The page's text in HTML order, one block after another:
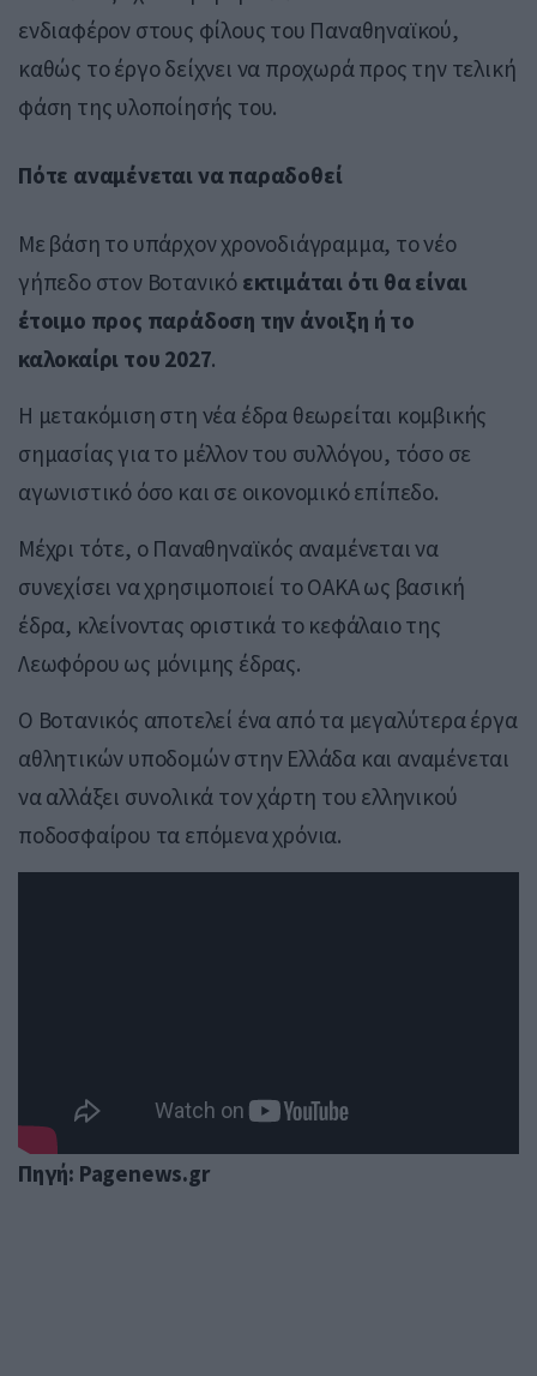
ενδιαφέρον στους φίλους του Παναθηναϊκού,
καθώς το έργο δείχνει να προχωρά προς την τελική
φάση της υλοποίησής του.
Πότε αναμένεται να παραδοθεί
Με βάση το υπάρχον χρονοδιάγραμμα, το νέο
γήπεδο στον Βοτανικό εκτιμάται ότι θα είναι
έτοιμο προς παράδοση την άνοιξη ή το
καλοκαίρι του 2027.
Η μετακόμιση στη νέα έδρα θεωρείται κομβικής
σημασίας για το μέλλον του συλλόγου, τόσο σε
αγωνιστικό όσο και σε οικονομικό επίπεδο.
Μέχρι τότε, ο Παναθηναϊκός αναμένεται να
συνεχίσει να χρησιμοποιεί το ΟΑΚΑ ως βασική
έδρα, κλείνοντας οριστικά το κεφάλαιο της
Λεωφόρου ως μόνιμης έδρας.
Ο Βοτανικός αποτελεί ένα από τα μεγαλύτερα έργα
αθλητικών υποδομών στην Ελλάδα και αναμένεται
να αλλάξει συνολικά τον χάρτη του ελληνικού
ποδοσφαίρου τα επόμενα χρόνια.
Πηγή: Pagenews.gr